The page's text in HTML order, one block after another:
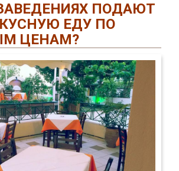
ПОДАЮТ
ЕДУ ПО
ЦЕНАМ?